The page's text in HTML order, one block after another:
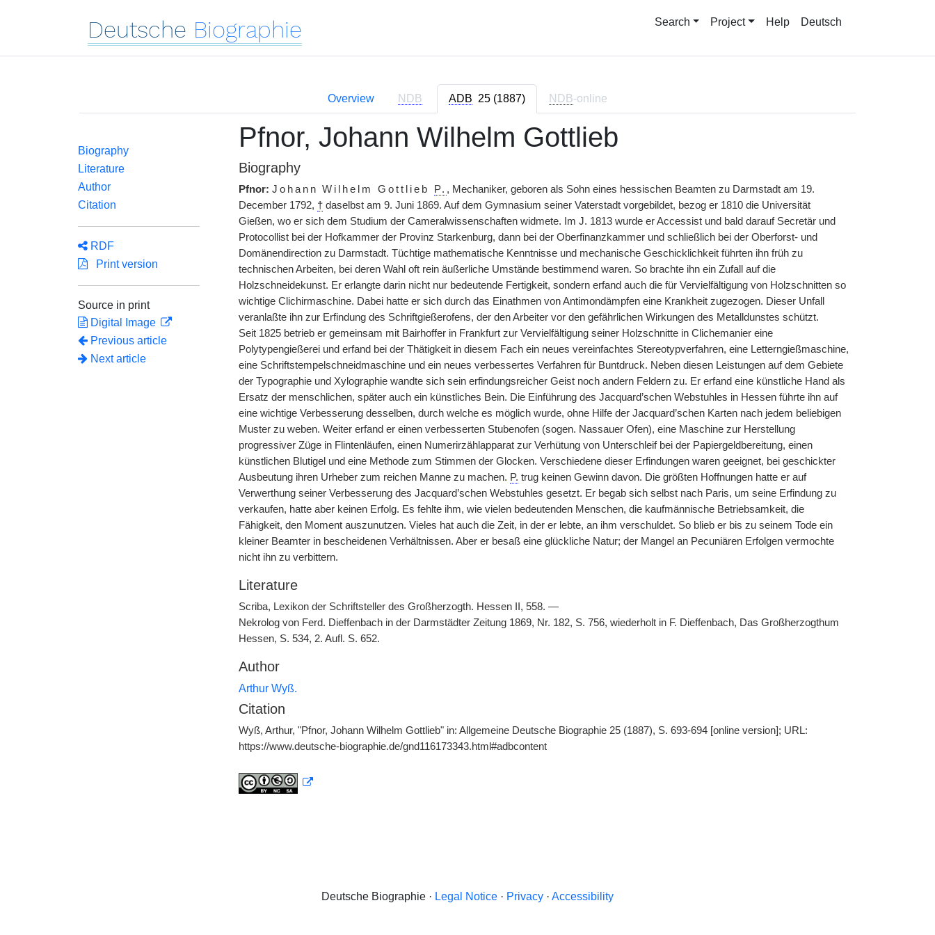
Deutsche Biographie Search Project Help Deutsch
Overview NDB ADB 25 (1887) NDB-online
Biography
Literature
Author
Citation
RDF
Print version
Source in print
Digital Image
Previous article
Next article
Pfnor, Johann Wilhelm Gottlieb
Biography
Pfnor: Johann Wilhelm Gottlieb P. , Mechaniker, geboren als Sohn eines hessischen Beamten zu Darmstadt am 19.
December 1792, †daselbst am 9. Juni 1869. Auf dem Gymnasium seiner Vaterstadt vorgebildet, bezog er 1810 die Universität
Gießen, wo er sich dem Studium der Cameralwissenschaften widmete. Im J. 1813 wurde er Accessist und bald darauf Secretär und
Protocollist bei der Hofkammer der Provinz Starkenburg, dann bei der Oberfinanzkammer und schließlich bei der Oberforst- und
Domänendirection zu Darmstadt. Tüchtige mathematische Kenntnisse und mechanische Geschicklichkeit führten ihn früh zu
technischen Arbeiten, bei deren Wahl oft rein äußerliche Umstände bestimmend waren. So brachte ihn ein Zufall auf die
Holzschneidekunst. Er erlangte darin nicht nur bedeutende Fertigkeit, sondern erfand auch die für Vervielfältigung von Holzschnitten so
wichtige Clichirmaschine. Dabei hatte er sich durch das Einathmen von Antimondämpfen eine Krankheit zugezogen. Dieser Unfall
veranlaßte ihn zur Erfindung des Schriftgießerofens, der den Arbeiter vor den gefährlichen Wirkungen des Metalldunstes schützt.
Seit| 1825 betrieb er gemeinsam mit Bairhoffer in Frankfurt zur Vervielfältigung seiner Holzschnitte in Clichemanier eine
Polytypengießerei und erfand bei der Thätigkeit in diesem Fach ein neues vereinfachtes Stereotypverfahren, eine Letterngießmaschine,
eine Schriftstempelschneidmaschine und ein neues verbessertes Verfahren für Buntdruck. Neben diesen Leistungen auf dem Gebiete
der Typographie und Xylographie wandte sich sein erfindungsreicher Geist noch andern Feldern zu. Er erfand eine künstliche Hand als
Ersatz der menschlichen, später auch ein künstliches Bein. Die Einführung des Jacquard’schen Webstuhles in Hessen führte ihn auf
eine wichtige Verbesserung desselben, durch welche es möglich wurde, ohne Hilfe der Jacquard’schen Karten nach jedem beliebigen
Muster zu weben. Weiter erfand er einen verbesserten Stubenofen (sogen. Nassauer Ofen), eine Maschine zur Herstellung
progressiver Züge in Flintenläufen, einen Numerirzählapparat zur Verhütung von Unterschleif bei der Papiergeldbereitung, einen
künstlichen Blutigel und eine Methode zum Stimmen der Glocken. Verschiedene dieser Erfindungen waren geeignet, bei geschickter
Ausbeutung ihren Urheber zum reichen Manne zu machen. P. trug keinen Gewinn davon. Die größten Hoffnungen hatte er auf
Verwerthung seiner Verbesserung des Jacquard’schen Webstuhles gesetzt. Er begab sich selbst nach Paris, um seine Erfindung zu
verkaufen, hatte aber keinen Erfolg. Es fehlte ihm, wie vielen bedeutenden Menschen, die kaufmännische Betriebsamkeit, die
Fähigkeit, den Moment auszunutzen. Vieles hat auch die Zeit, in der er lebte, an ihm verschuldet. So blieb er bis zu seinem Tode ein
kleiner Beamter in bescheidenen Verhältnissen. Aber er besaß eine glückliche Natur; der Mangel an Pecuniären Erfolgen vermochte
nicht ihn zu verbittern.
Literature
Scriba, Lexikon der Schriftsteller des Großherzogth. Hessen II, 558. —
Nekrolog von Ferd. Dieffenbach in der Darmstädter Zeitung 1869, Nr. 182, S. 756, wiederholt in F. Dieffenbach, Das Großherzogthum
Hessen, S. 534, 2. Aufl. S. 652.
Author
Arthur Wyß.
Citation
Wyß, Arthur, "Pfnor, Johann Wilhelm Gottlieb" in: Allgemeine Deutsche Biographie 25 (1887), S. 693-694 [online version]; URL:
https://www.deutsche-biographie.de/gnd116173343.html#adbcontent
Deutsche Biographie · Legal Notice · Privacy · Accessibility